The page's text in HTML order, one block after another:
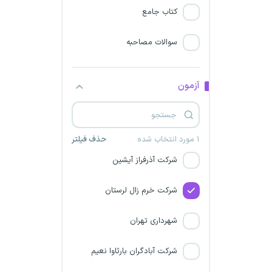
کتاب جامع
سوالات مصاحبه
آزمون
۱ مورد انتخاب شده حذف فیلتر
میلاس
نیمروز
شرکت زیباکاران ایلام
شرکت آذرفراز آیشین
شرکت خرم زال لرستان
شهرداری تهران
شرکت آبادگران بارثاوا نعیم